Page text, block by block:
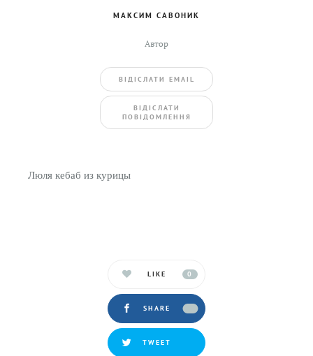
МАКСИМ САВОНИК
Автор
ВIДIСЛАТИ EMAIL
BIДIСЛАТИ
ПОВIДОМЛЕННЯ
Люля кебаб из курицы
LIKE 0
SHARE
TWEET